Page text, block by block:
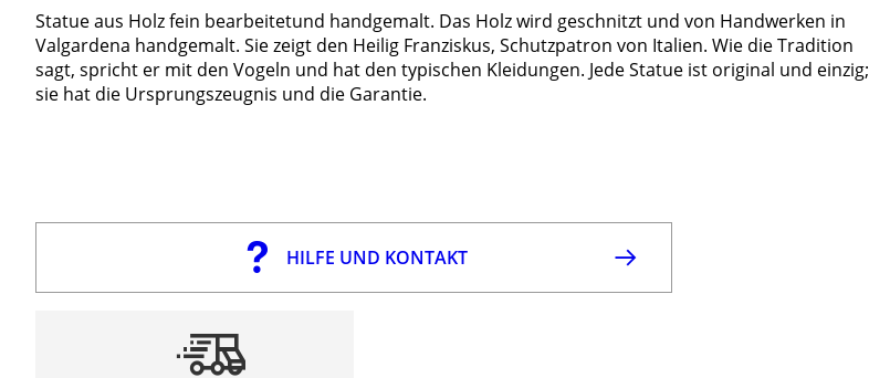
Statue aus Holz fein bearbeitetund handgemalt. Das Holz wird geschnitzt und von Handwerken in
Valgardena handgemalt. Sie zeigt den Heilig Franziskus, Schutzpatron von Italien. Wie die Tradition
sagt, spricht er mit den Vogeln und hat den typischen Kleidungen. Jede Statue ist original und einzig;
sie hat die Ursprungszeugnis und die Garantie.
HILFE UND KONTAKT